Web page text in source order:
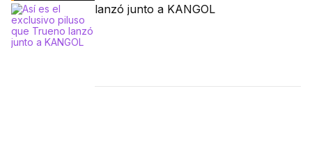
lanzó junto a KANGOL